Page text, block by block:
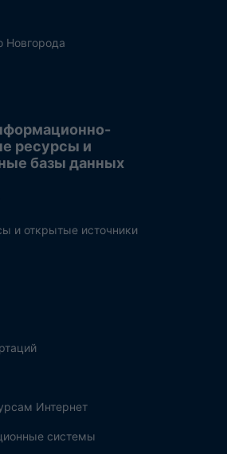
Новгорода
ресурсы и
базы данных
и открытые источники
Интернет
системы